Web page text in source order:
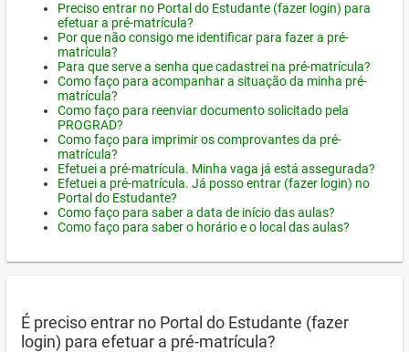
Preciso entrar no Portal do Estudante (fazer login) para
efetuar a pré-matrícula?
Por que não consigo me identificar para fazer a pré-
matrícula?
Para que serve a senha que cadastrei na pré-matrícula?
Como faço para acompanhar a situação da minha pré-
matrícula?
Como faço para reenviar documento solicitado pela
PROGRAD?
Como faço para imprimir os comprovantes da pré-
matrícula?
Efetuei a pré-matrícula. Minha vaga já está assegurada?
Efetuei a pré-matrícula. Já posso entrar (fazer login) no
Portal do Estudante?
Como faço para saber a data de início das aulas?
Como faço para saber o horário e o local das aulas?
É preciso entrar no Portal do Estudante (fazer
login) para efetuar a pré-matrícula?